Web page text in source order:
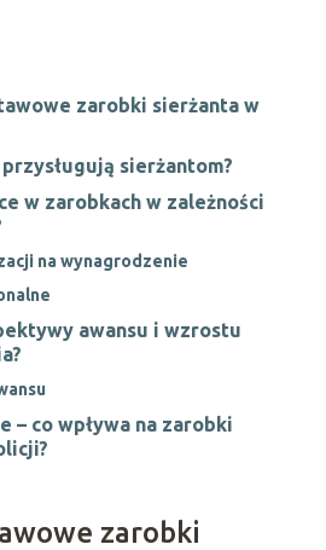
zarobki sierżanta w
sierżantom?
w zarobkach w zależności
na wynagrodzenie
awansu i wzrostu
– co wpływa na zarobki
zarobki